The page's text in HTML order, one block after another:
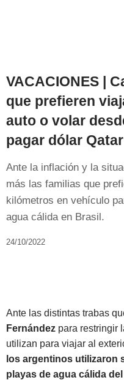
VACACIONES |
que prefieren
auto o volar
pagar dólar Qatar
Ante la inflación y la
más las familias que
kilómetros en vehículo
agua cálida en Brasil.
24/10/2022
Ante las distintas trabas
Fernández para restringir
utilizan para viajar al
los argentinos utilizaron
playas de agua cálida